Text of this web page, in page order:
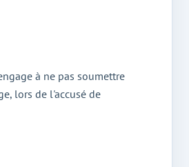
à ne pas soumettre
lors de l'accusé de